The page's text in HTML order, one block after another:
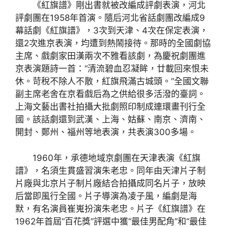
《紅旗譜》剛出書就被改編成評劇表演，河北
評劇團在1958年首演。隨后河北省話劇團改編成9
幕話劇《紅旗譜》，3次到天津、4次在保定表演，
還2次進京表演，均遭到熱鬧接待。那時的全國劇協
主席、戲劇家田漢兩次不雅看該劇，為慶祝劇團進
京表演題詩一首：“清流碧血忍凝眸，廿載回來恨未
休。苛稅不除人不散，紅旗飛滿古城頭。”全國文聯
副主席老舍在京看戲后為之供給很多活潑的臺詞。
上海文藝出書社拍攝大批劇照印制成連環畫刊行全
國。該話劇還到武漢、上海、姑蘇、南京、濟南、
開封、鄭州、福州等地表演，共表演300多場。
1960年，承德地域京劇團在天津表演《紅旗
譜》，名須生貫盛習演朱老忠。同年由天津片子制
片廠與北京片子制片廠結合拍攝成同名片子，放映
后當即風行全國。片子導演為凌子風，編劇是海
默，有名演員崔嵬扮演朱老忠。片子《紅旗譜》在
1962年首屆“百花獎”評選中獲“最佳男配角”和“最佳